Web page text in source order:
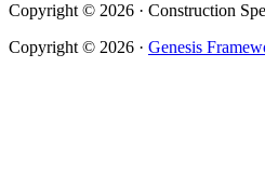
Copyright © 2026 · Construction
Copyright © 2026 · Genesis